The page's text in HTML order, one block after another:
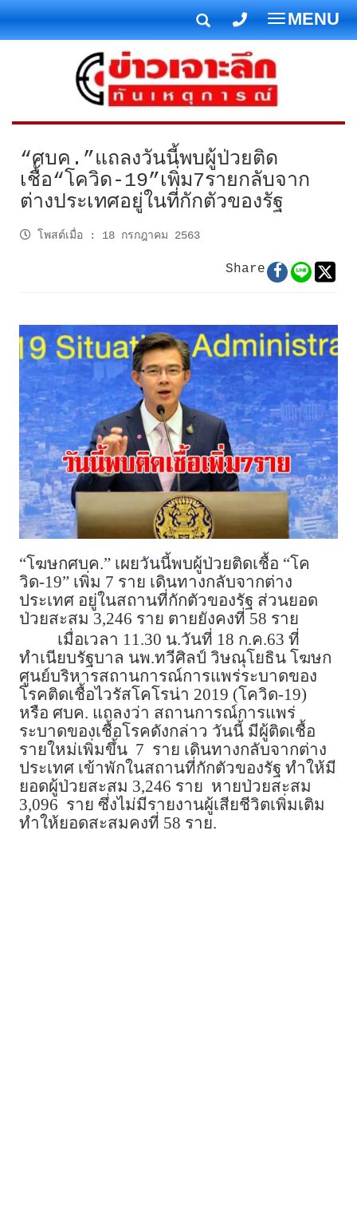
T
o
g
g
l
e
a
v
i
t
n
MENU
“ศบค.”แถลงวันนี้พบผู้ป่วยติด
เชื้อ“โควิด-19”เพิ่ม7รายกลับจาก
ต่างประเทศอยู่ในที่กักตัวของรัฐ
โพสต์เมื่อ : 18 กรกฎาคม 2563
Share
“โฆษกศบค.” เผยวันนี้พบผู้ป่วยติดเชื้อ “โค
วิด-19” เพิ่ม 7 ราย เดินทางกลับจากต่าง
ประเทศ อยู่ในสถานที่กักตัวของรัฐ ส่วนยอด
ป่วยสะสม 3,246 ราย ตายยังคงที่ 58 ราย
เมื่อเวลา 11.30 น.วันที่ 18 ก.ค.63 ที่
ทำเนียบรัฐบาล นพ.ทวีศิลป์ วิษณุโยธิน โฆษก
ศูนย์บริหารสถานการณ์การแพร่ระบาดของ
โรคติดเชื้อไวรัสโคโรน่า 2019 (โควิด-19)
หรือ ศบค. แถลงว่า สถานการณ์การแพร่
ระบาดของเชื้อโรคดังกล่าว วันนี้ มีผู้ติดเชื้อ
รายใหม่เพิ่มขึ้น 7 ราย เดินทางกลับจากต่าง
ประเทศ เข้าพักในสถานที่กักตัวของรัฐ ทำให้มี
ยอดผู้ป่วยสะสม 3,246 ราย หายป่วยสะสม
3,096 ราย ซึ่งไม่มีรายงานผู้เสียชีวิตเพิ่มเติม
ทำให้ยอดสะสมคงที่ 58 ราย.